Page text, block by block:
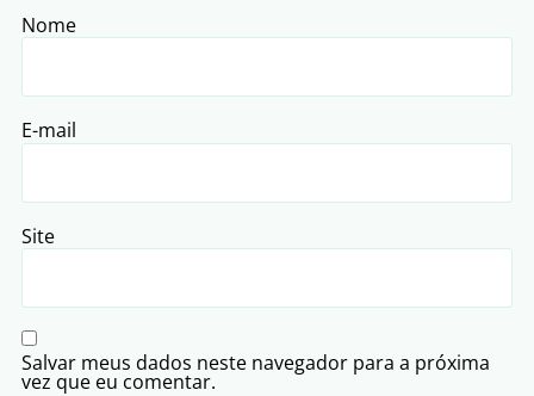
Nome
E-mail
Site
Salvar meus dados neste navegador para a próxima
vez que eu comentar.